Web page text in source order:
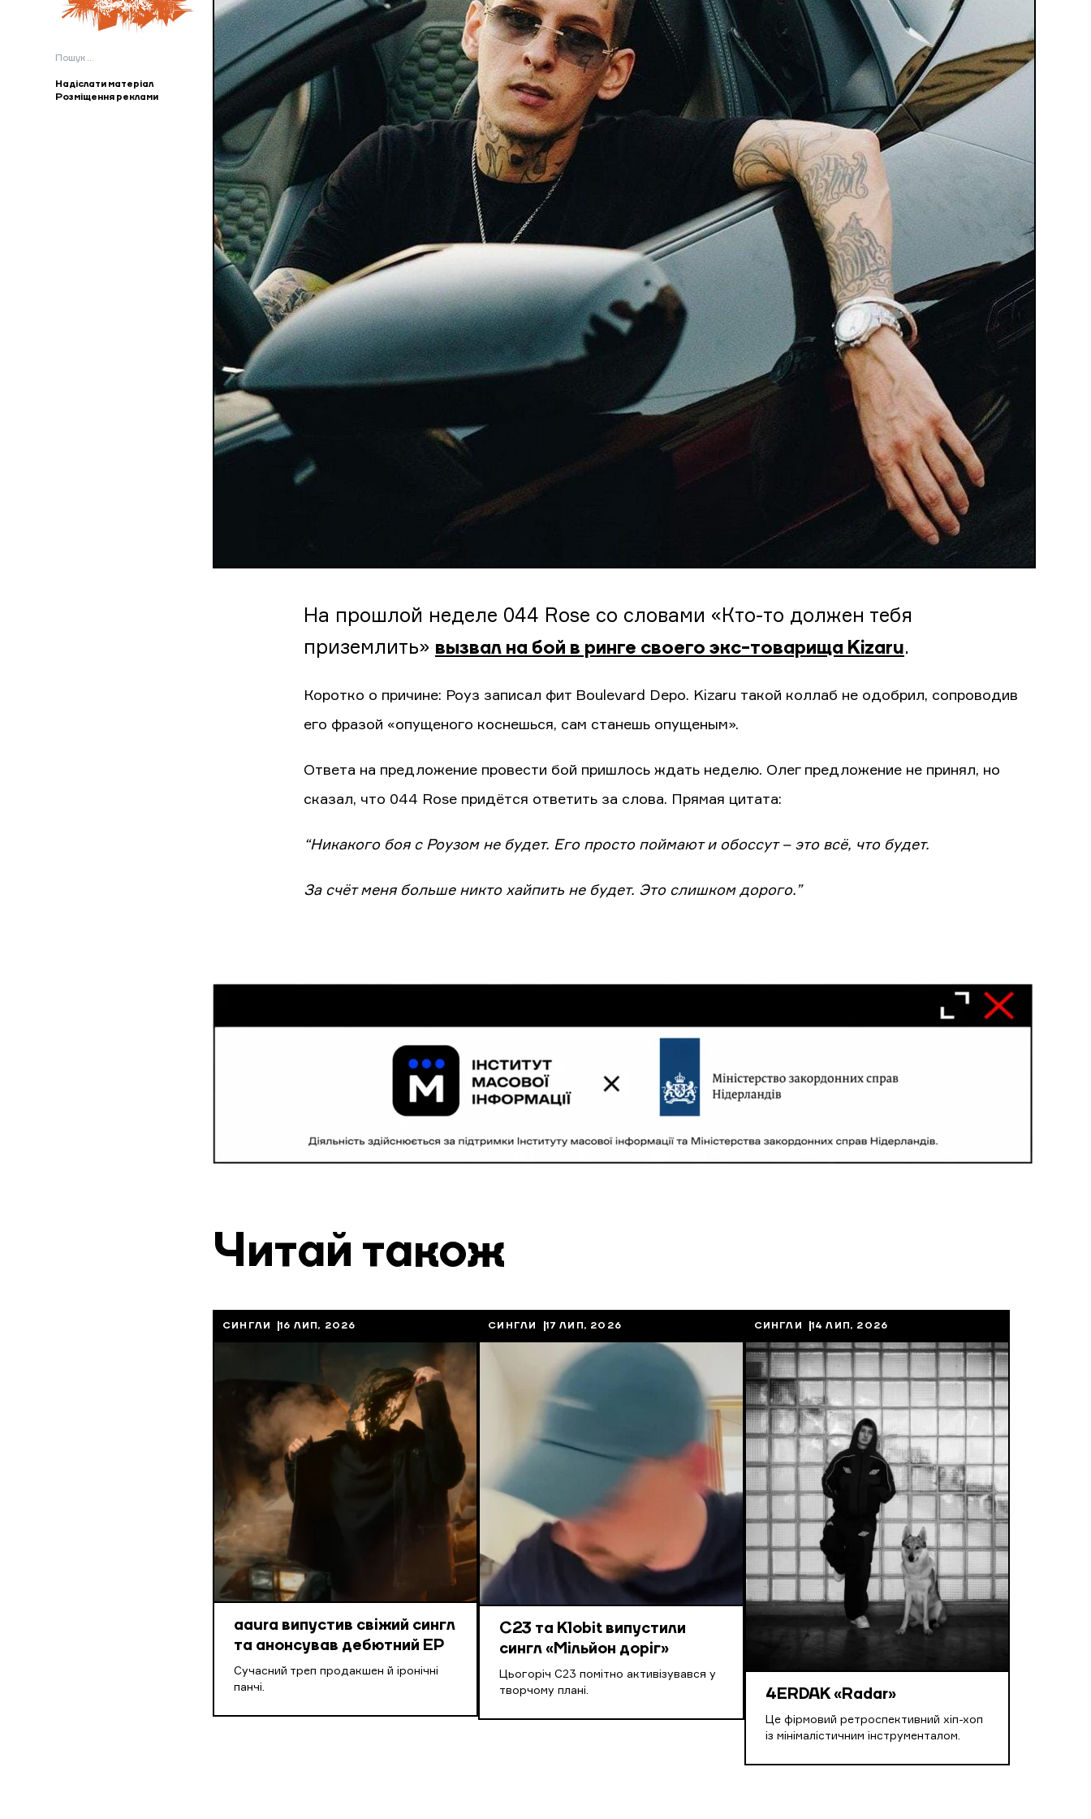
Пошук:
Надіслати матеріал
Розміщення реклами
На прошлой неделе 044 Rose со словами «Кто-то должен тебя
приземлить» вызвал на бой в ринге своего экс-товарища Kizaru.
Коротко о причине: Роуз записал фит Boulevard Depo. Kizaru такой коллаб не одобрил, сопроводив
его фразой «опущеного коснешься, сам станешь опущеным».
Ответа на предложение провести бой пришлось ждать неделю. Олег предложение не принял, но
сказал, что 044 Rose придётся ответить за слова. Прямая цитата:
“Никакого боя с Роузом не будет. Его просто поймают и обоссут – это всё, что будет.
За счёт меня больше никто хайпить не будет. Это слишком дорого.”
Читай також
СИНГЛИ 16 ЛИП, 2026
aaura випустив свіжий сингл
та анонсував дебютний EP
Cучасний треп продакшен й іронічні
панчі.
СИНГЛИ 17 ЛИП, 2026
С23 та Klobit випустили
сингл «Мільйон доріг»
Цьогоріч С23 помітно активізувався у
творчому плані.
СИНГЛИ 14 ЛИП, 2026
4ERDAK «Radar»
Це фірмовий ретроспективний хіп-хоп
із мінімалістичним інструменталом.